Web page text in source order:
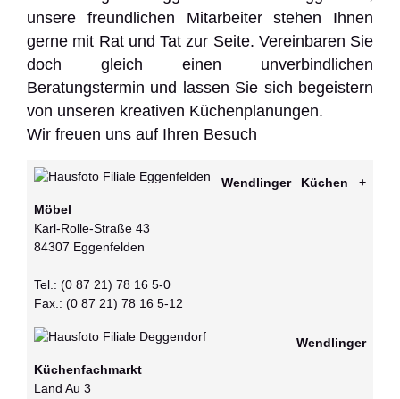
unsere freundlichen Mitarbeiter stehen Ihnen
gerne mit Rat und Tat zur Seite. Vereinbaren Sie
doch gleich einen unverbindlichen
Beratungstermin und lassen Sie sich begeistern
von unseren kreativen Küchenplanungen.
Wir freuen uns auf Ihren Besuch
Wendlinger Küchen +
Möbel
Karl-Rolle-Straße 43
84307 Eggenfelden
Tel.: (0 87 21) 78 16 5-0
Fax.: (0 87 21) 78 16 5-12
Wendlinger
Küchenfachmarkt
Land Au 3